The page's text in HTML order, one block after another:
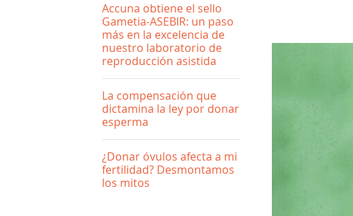
Accuna obtiene el sello
Gametia-ASEBIR: un paso
más en la excelencia de
nuestro laboratorio de
reproducción asistida
La compensación que
dictamina la ley por donar
esperma
¿Donar óvulos afecta a mi
fertilidad? Desmontamos
los mitos